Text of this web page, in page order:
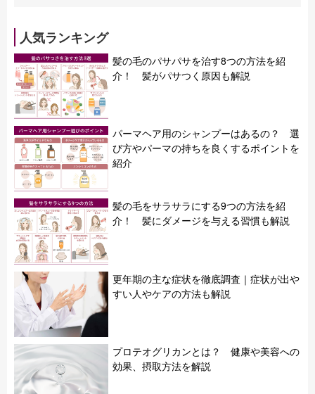
人気ランキング
髪の毛のパサパサを治す8つの方法を紹
介！ 髪がパサつく原因も解説
パーマヘア用のシャンプーはあるの？ 選
び方やパーマの持ちを良くするポイントを
紹介
髪の毛をサラサラにする9つの方法を紹
介！ 髪にダメージを与える習慣も解説
更年期の主な症状を徹底調査｜症状が出や
すい人やケアの方法も解説
プロテオグリカンとは？ 健康や美容への
効果、摂取方法を解説